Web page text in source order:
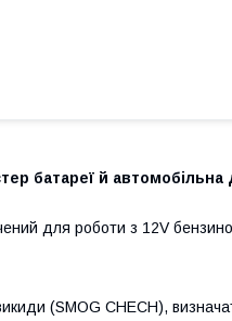
батареї й автомобільна
для роботи з 12V
(SMOG CHECH),